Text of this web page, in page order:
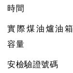
時間
實際煤油爐油箱
容量
安檢驗證號碼